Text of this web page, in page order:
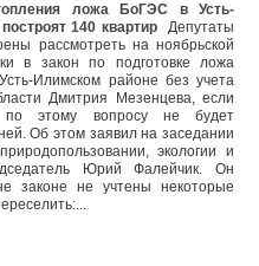
ложа БоГЭС в Усть-
140 квартирДепутаты
рассмотреть на ноябрьской
в закон по подготовке ложа
Илимском районе без учета
Дмитрия Мезенцева, если
по этому вопросу не будет
Об этом заявил на заседании
экологии и
Юрий Фалейчик. Он
законе не учтены некоторые